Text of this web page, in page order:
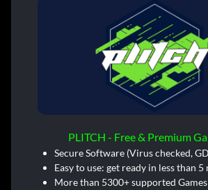
PLITCH - Free & Premium
Secure Software (Virus checked,
Easy to use: get ready in less than 5
More than 5300+ supported Games